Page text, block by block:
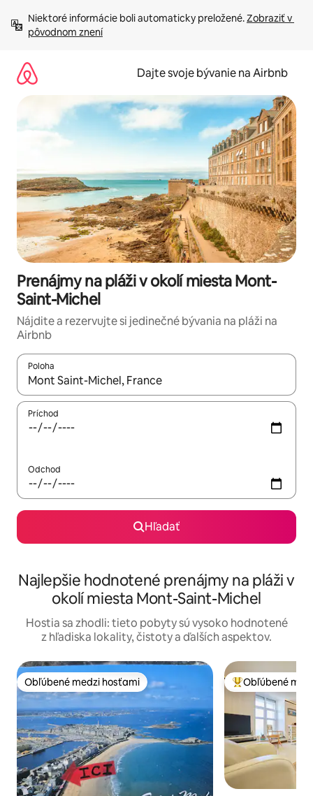
obsah.
Niektoré informácie boli automaticky preložené. Zobraziť v
pôvodnom znení
Dajte svoje bývanie na Airbnb
Prenájmy na pláži v okolí miesta Mont-
Saint-Michel
Nájdite a rezervujte si jedinečné bývania na pláži na
Airbnb
Poloha
Keď budú výsledky k dispozícii, môžete si ich prechádzať
Príchod
Odchod
Hľadať
Najlepšie hodnotené prenájmy na pláži v
okolí miesta Mont-Saint-Michel
Hostia sa zhodli: tieto pobyty sú vysoko hodnotené
z hľadiska lokality, čistoty a ďalších aspektov.
Obľúbené medzi hosťami
Obľúbené medzi hosťami Najobľúbenejšie
Obľúbené